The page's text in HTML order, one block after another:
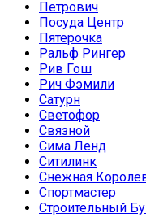
Петрович
Посуда Центр
Пятерочка
Ральф Рингер
Рив Гош
Рич Фэмили
Сатурн
Светофор
Связной
Сима Ленд
Ситилинк
Снежная
Спортмастер
Строительный